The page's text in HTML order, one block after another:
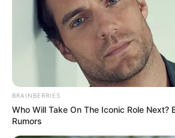
BRAINBERRIES
Who Will Take On The Iconic Role Next?
Rumors